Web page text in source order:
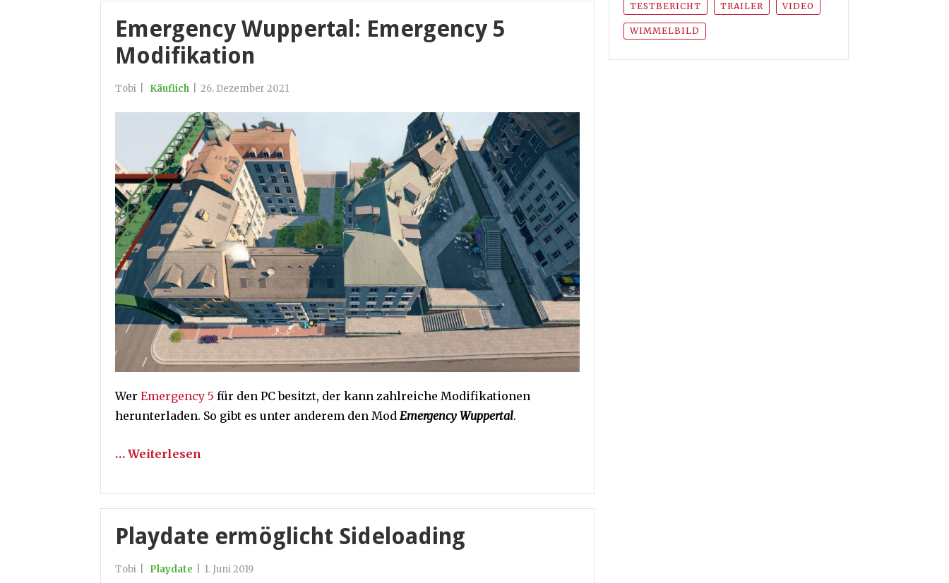
Emergency Wuppertal: Emergency 5
Modifikation
Tobi Käuflich 26. Dezember 2021
Wer Emergency 5 für den PC besitzt, der kann zahlreiche Modifikationen
herunterladen. So gibt es unter anderem den Mod Emergency Wuppertal.
… Weiterlesen
Playdate ermöglicht Sideloading
Tobi Playdate 1. Juni 2019
TESTBERICHT TRAILER VIDEO
WIMMELBILD